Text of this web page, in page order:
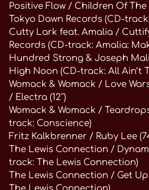
Positive Flow / Children Of
Tokyo Dawn Records (CD-
Cutty Lark feat. Amalia /
Records (CD-track: Amalia:
Hundred Strong & Joseph
High Noon (CD-track: All Ain’t
Womack & Womack / Love
/ Electra (12″)
Womack & Womack /
track: Conscience)
Fritz Kalkbrenner / Ruby Lee
The Lewis Connection /
track: The Lewis Connection)
The Lewis Connection / Get